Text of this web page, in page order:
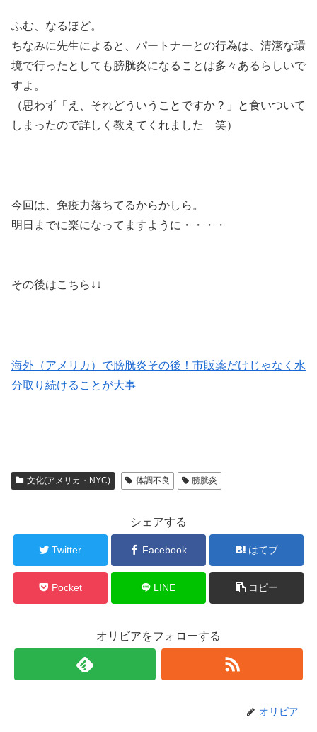
ふむ、なるほど。
ちなみに先生によると、パートナーとの行為は、清潔な環
境で行ったとしても膀胱炎になることは多々あるらしいで
すよ。
（思わず「え、それどういうことですか？」と食いついて
しまったので詳しく教えてくれました 笑）
今回は、免疫力落ちてるからかしら。
明日までに楽になってますように・・・・
その後はこちら↓↓
海外（アメリカ）で膀胱炎その後！市販薬だけじゃなく水
分取り続けることが大事
文化(アメリカ・NYC) 体調不良 膀胱炎
シェアする
Twitter Facebook はてブ
Pocket LINE コピー
オリビアをフォローする
オリビア